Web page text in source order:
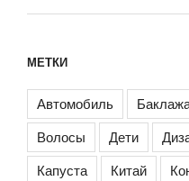
МЕТКИ
Автомобиль
Волосы
Дети
Капуста
Китай